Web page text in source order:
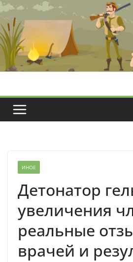
Перейти
содержимому
ИНОЕ
Детонатор
увеличения
реальные
врачей и